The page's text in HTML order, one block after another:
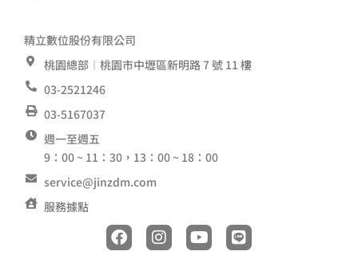
精立數位股份有限公司
桃園總部︱桃園市中壢區新明路 7 號 11 樓
03-2521246
03-5167037
週一至週五
9：00 ~ 11：30，13：00 ~ 18：00
service@jinzdm.com
服務據點
F
a
c
I
n
s
Y
o
u
L
i
n